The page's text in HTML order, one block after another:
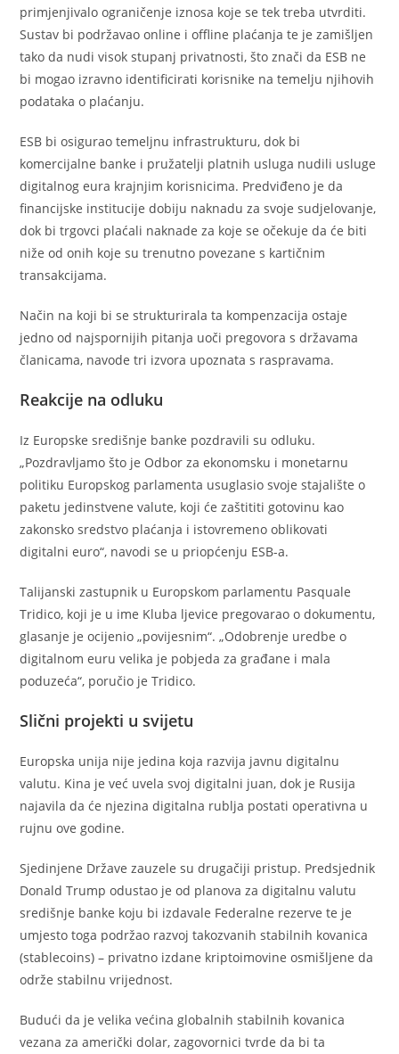
primjenjivalo ograničenje iznosa koje se tek treba utvrditi.
Sustav bi podržavao online i offline plaćanja te je zamišljen
tako da nudi visok stupanj privatnosti, što znači da ESB ne
bi mogao izravno identificirati korisnike na temelju njihovih
podataka o plaćanju.
ESB bi osigurao temeljnu infrastrukturu, dok bi
komercijalne banke i pružatelji platnih usluga nudili usluge
digitalnog eura krajnjim korisnicima. Predviđeno je da
financijske institucije dobiju naknadu za svoje sudjelovanje,
dok bi trgovci plaćali naknade za koje se očekuje da će biti
niže od onih koje su trenutno povezane s kartičnim
transakcijama.
Način na koji bi se strukturirala ta kompenzacija ostaje
jedno od najspornijih pitanja uoči pregovora s državama
članicama, navode tri izvora upoznata s raspravama.
Reakcije na odluku
Iz Europske središnje banke pozdravili su odluku.
„Pozdravljamo što je Odbor za ekonomsku i monetarnu
politiku Europskog parlamenta usuglasio svoje stajalište o
paketu jedinstvene valute, koji će zaštititi gotovinu kao
zakonsko sredstvo plaćanja i istovremeno oblikovati
digitalni euro“, navodi se u priopćenju ESB-a.
Talijanski zastupnik u Europskom parlamentu Pasquale
Tridico, koji je u ime Kluba ljevice pregovarao o dokumentu,
glasanje je ocijenio „povijesnim“. „Odobrenje uredbe o
digitalnom euru velika je pobjeda za građane i mala
poduzeća“, poručio je Tridico.
Slični projekti u svijetu
Europska unija nije jedina koja razvija javnu digitalnu
valutu. Kina je već uvela svoj digitalni juan, dok je Rusija
najavila da će njezina digitalna rublja postati operativna u
rujnu ove godine.
Sjedinjene Države zauzele su drugačiji pristup. Predsjednik
Donald Trump odustao je od planova za digitalnu valutu
središnje banke koju bi izdavale Federalne rezerve te je
umjesto toga podržao razvoj takozvanih stabilnih kovanica
(stablecoins) – privatno izdane kriptoimovine osmišljene da
održe stabilnu vrijednost.
Budući da je velika većina globalnih stabilnih kovanica
vezana za američki dolar, zagovornici tvrde da bi ta